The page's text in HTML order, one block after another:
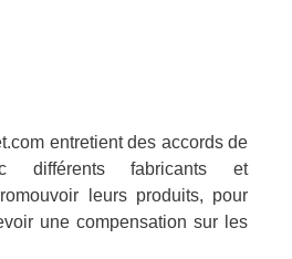
entretient des accords de
différents fabricants et
leurs produits, pour
une compensation sur les